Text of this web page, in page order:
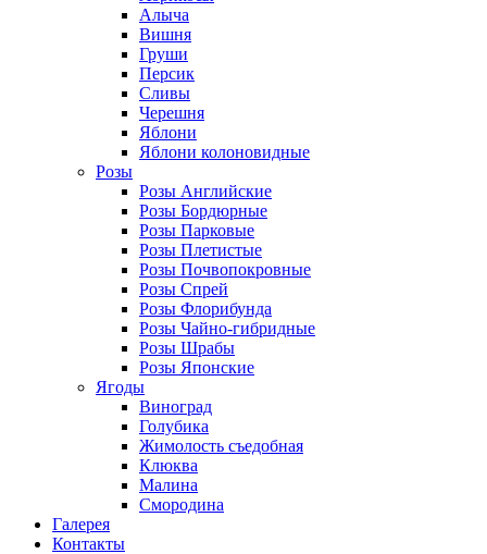
Алыча
Вишня
Груши
Персик
Сливы
Черешня
Яблони
Яблони колоновидные
Розы
Розы Английские
Розы Бордюрные
Розы Парковые
Розы Плетистые
Розы Почвопокровные
Розы Спрей
Розы Флорибунда
Розы Чайно-гибридные
Розы Шрабы
Розы Японские
Ягоды
Виноград
Голубика
Жимолость съедобная
Клюква
Малина
Смородина
Галерея
Контакты